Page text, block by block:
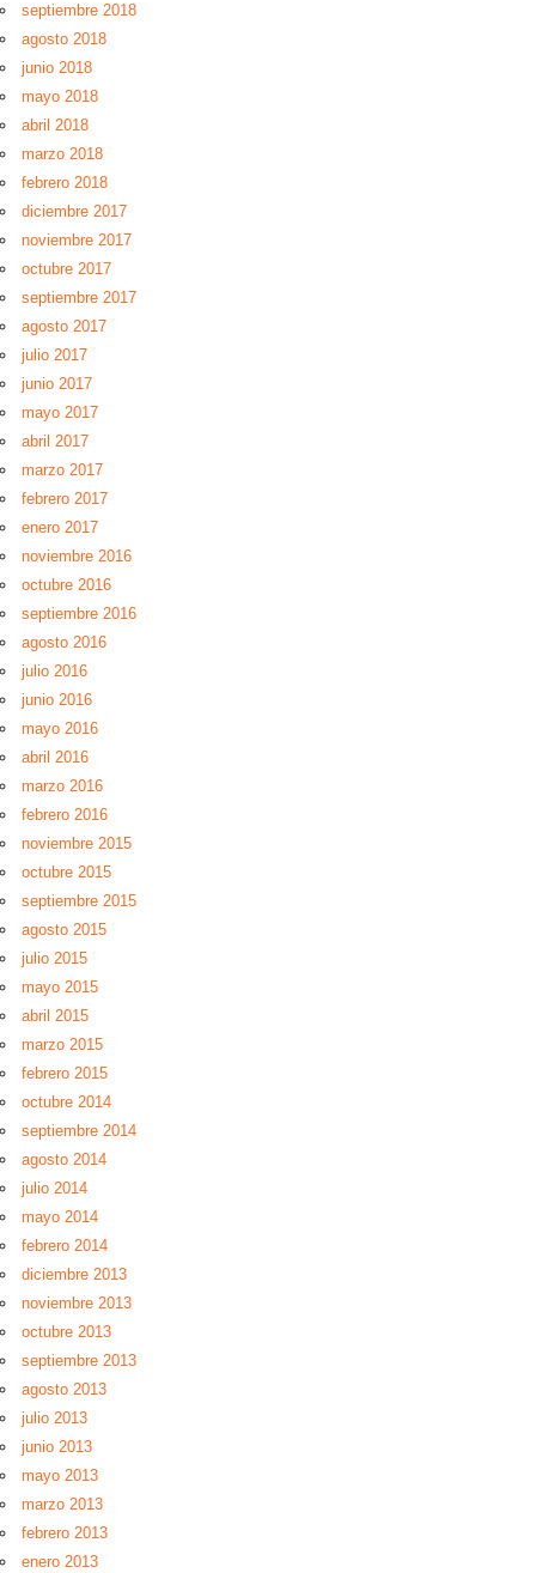
septiembre 2018
agosto 2018
junio 2018
mayo 2018
abril 2018
marzo 2018
febrero 2018
diciembre 2017
noviembre 2017
octubre 2017
septiembre 2017
agosto 2017
julio 2017
junio 2017
mayo 2017
abril 2017
marzo 2017
febrero 2017
enero 2017
noviembre 2016
octubre 2016
septiembre 2016
agosto 2016
julio 2016
junio 2016
mayo 2016
abril 2016
marzo 2016
febrero 2016
noviembre 2015
octubre 2015
septiembre 2015
agosto 2015
julio 2015
mayo 2015
abril 2015
marzo 2015
febrero 2015
octubre 2014
septiembre 2014
agosto 2014
julio 2014
mayo 2014
febrero 2014
diciembre 2013
noviembre 2013
octubre 2013
septiembre 2013
agosto 2013
julio 2013
junio 2013
mayo 2013
marzo 2013
febrero 2013
enero 2013